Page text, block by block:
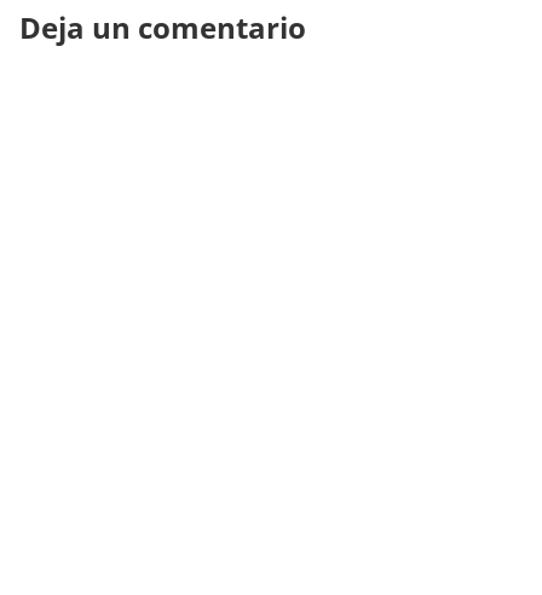
Deja un comentario